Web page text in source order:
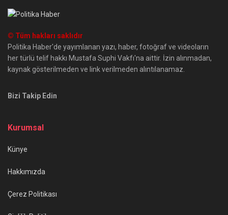
© Tüm hakları saklıdır
Politika Haber'de yayımlanan yazı, haber, fotoğraf ve videoların
her türlü telif hakkı Mustafa Suphi Vakfı'na aittir. İzin alınmadan,
kaynak gösterilmeden ve link verilmeden alıntılanamaz.
Bizi Takip Edin
Kurumsal
Künye
Hakkımızda
Çerez Politikası